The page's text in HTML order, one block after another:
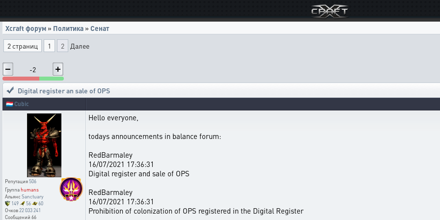
Xcraft форум » Политика » Сенат
2 страниц
1 2 Далее
-2
Digital register an sale of OPS
🇱🇺 Cubic
Репутация 506
Группаhumans
АльянсSanctuary
149
56
60
Очков22 033 241
Сообщений 66
Hello everyone,
todays announcements in balance forum:
RedBarmaley
16/07/2021 17:36:31
Digital register and sale of OPS
RedBarmaley
16/07/2021 17:36:31
Prohibition of colonization of OPS registered in the Digital Register